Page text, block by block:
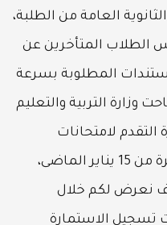
العامة من الطلبة،
الطلاب المتأخرين عن
المطلوبة بسرعة
وزارة التربية والتعليم
التقدم لامتحانات
الثانوية العامة 2023، خلال الفترة من 15 يناير الماضى،
نعرض لكم خلال
تسجيل الاستمارة